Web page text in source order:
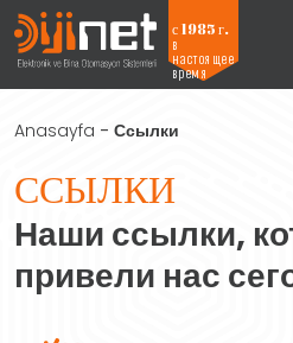
с 1985 г.
в
настоящее
время
Anasayfa - Ссылки
ССЫЛКИ
Наши ссылки,
привели нас